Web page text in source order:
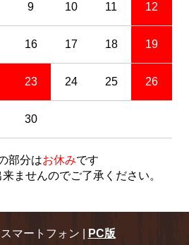
9 10 11 12
16 17 18 19
23 24 25 26
30
部分はお休みです
ませんのでご了承ください。
マートフォン | PC版